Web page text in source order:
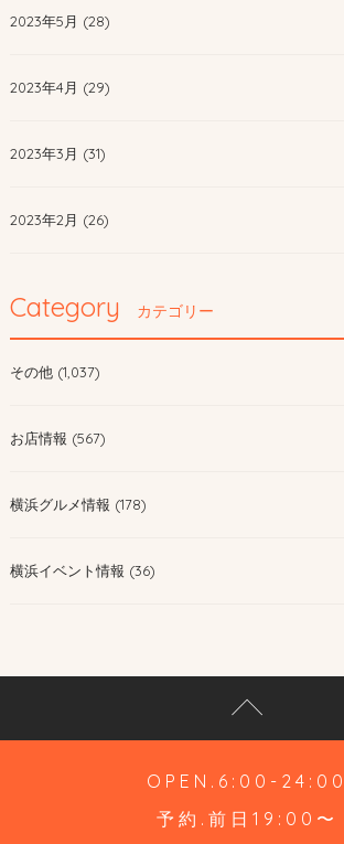
2023年5月 (28)
2023年4月 (29)
2023年3月 (31)
2023年2月 (26)
Category カテゴリー
その他 (1,037)
お店情報 (567)
横浜グルメ情報 (178)
横浜イベント情報 (36)
OPEN.6:00-24:00
予約.前日19:00〜